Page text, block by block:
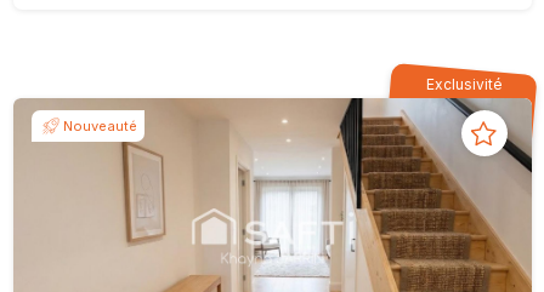
Exclusivité
Nouveauté